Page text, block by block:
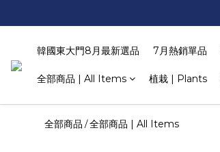
韓國東大門8月最新選品 7月熱銷單品
全部商品 | All Items 植栽 | Plants
全部商品 /全部商品 | All Items